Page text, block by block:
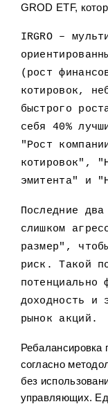
Детский
ЗПИФ
GROD ETF,
IRGRO –
(рост
котировок,
быстрого
себя 40%
"Рост
котировок",
эмитента" и
Последние
слишком
размер",
риск. Такой
потенциально
доходность и
рынок акций.
Ребалансировка
согласно
без
управляющих.